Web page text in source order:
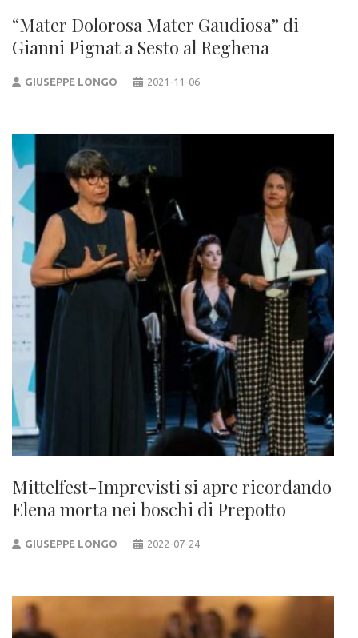
“Mater Dolorosa Mater Gaudiosa” di
Gianni Pignat a Sesto al Reghena
GIUSEPPE LONGO 2021-11-06
Mittelfest-Imprevisti si apre ricordando
Elena morta nei boschi di Prepotto
GIUSEPPE LONGO 2022-07-24